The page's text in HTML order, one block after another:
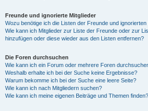
Freunde und ignorierte Mitglieder
Wozu benötige ich die Listen der Freunde und ignorierten
Wie kann ich Mitglieder zur Liste der Freunde oder zur
hinzufügen oder diese wieder aus den Listen entfernen?
Die Foren durchsuchen
Wie kann ich ein Forum oder mehrere Foren
Weshalb erhalte ich bei der Suche keine Ergebnisse?
Warum bekomme ich bei der Suche eine leere Seite?
Wie kann ich nach Mitgliedern suchen?
Wie kann ich meine eigenen Beiträge und Themen finden?